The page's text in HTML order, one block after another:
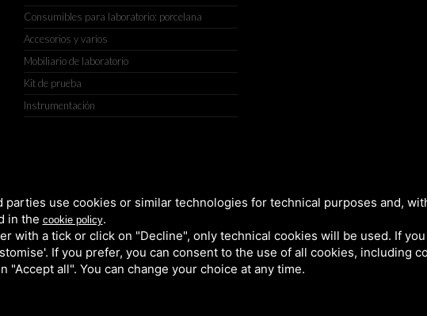
parties use cookies or similar technologies for technical purposes and,
in the cookie policy.
with a tick or click on "Decline", only technical cookies will be used. If
If you prefer, you can consent to the use of all cookies, including
"Accept all". You can change your choice at any time.
Consumibles para laboratorio: porcelana
Accesorios y varios
Mobiliario de laboratorio
Kit de prueba
Instrumentación
VIA DELL'ARTIGIANATO, 2 (MACROAREA) 45030 VILLAMARZANA (RO) ITALY,